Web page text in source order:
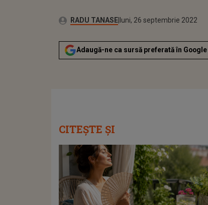
Autor:RADU TANASEPublicat:
duminică, 26 septembrie
Actualizat:
luni, 26 septembrie 2022
Adaugă-ne ca sursă preferată în Google
CITEȘTE ȘI